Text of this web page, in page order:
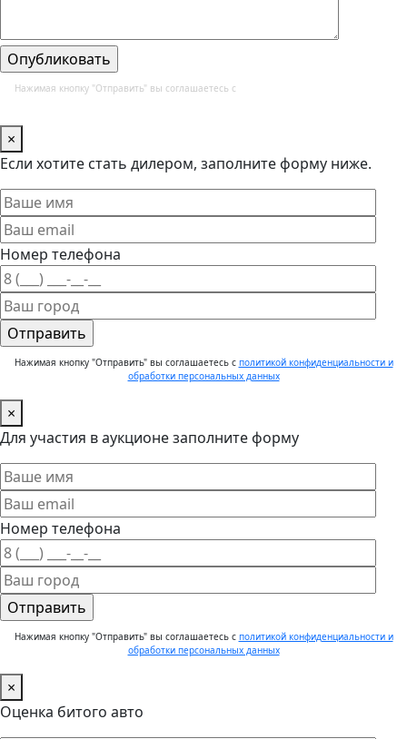
Нажимая кнопку "Отправить" вы соглашаетесь с
×
Если хотите стать дилером, заполните форму ниже.
Номер телефона
Нажимая кнопку "Отправить" вы соглашаетесь с политикой конфиденциальности и
обработки персональных данных
×
Для участия в аукционе заполните форму
Номер телефона
Нажимая кнопку "Отправить" вы соглашаетесь с политикой конфиденциальности и
обработки персональных данных
×
Оценка битого авто